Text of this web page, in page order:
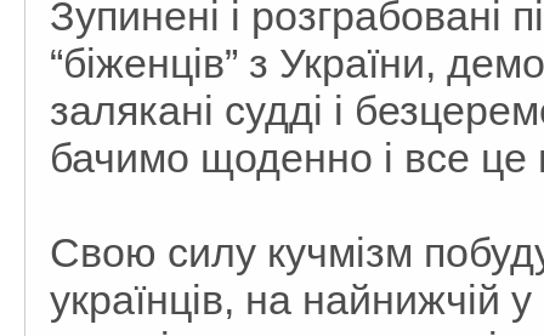
Зупинені і розграбовані
“біженців” з України,
залякані судді і
бачимо щоденно і все
Свою силу кучмізм
українців, на найнижчій